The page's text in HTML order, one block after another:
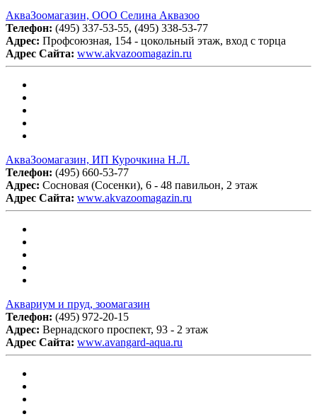
АкваЗоомагазин, ООО Селина Аквазоо
Телефон: (495) 337-53-55, (495) 338-53-77
Адрес: Профсоюзная, 154 - цокольный этаж, вход с торца
Адрес Сайта: www.akvazoomagazin.ru
АкваЗоомагазин, ИП Курочкина Н.Л.
Телефон: (495) 660-53-77
Адрес: Сосновая (Сосенки), 6 - 48 павильон, 2 этаж
Адрес Сайта: www.akvazoomagazin.ru
Аквариум и пруд, зоомагазин
Телефон: (495) 972-20-15
Адрес: Вернадского проспект, 93 - 2 этаж
Адрес Сайта: www.avangard-aqua.ru